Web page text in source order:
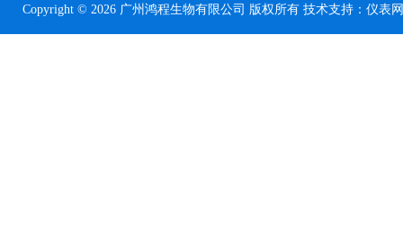
Copyright © 2026 广州鸿程生物有限公司 版权所有 技术支持： 仪表网